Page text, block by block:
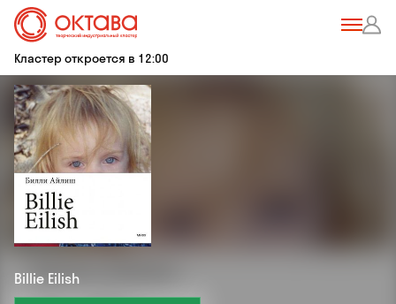
Кластер откроется в 12:00
Billie Eilish